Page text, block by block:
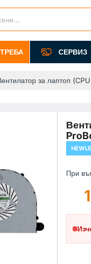
СЕРВИЗ
за лаптоп
При